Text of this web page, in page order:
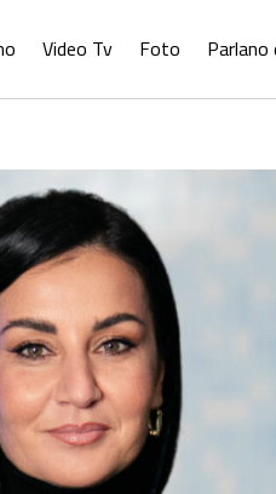
Video Tv Foto Parlano